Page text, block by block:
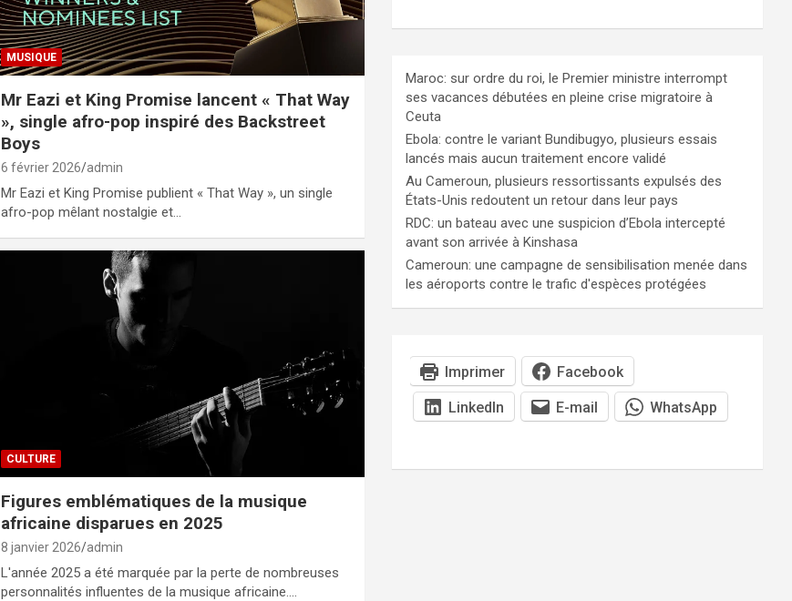
MUSIQUE
Mr Eazi et King Promise lancent « That Way
», single afro-pop inspiré des Backstreet
Boys
6 février 2026 admin
Mr Eazi et King Promise publient « That Way », un single
afro-pop mêlant nostalgie et…
CULTURE
Figures emblématiques de la musique
africaine disparues en 2025
8 janvier 2026 admin
L'année 2025 a été marquée par la perte de nombreuses
personnalités influentes de la musique africaine.…
Maroc: sur ordre du roi, le Premier ministre interrompt
ses vacances débutées en pleine crise migratoire à
Ceuta
Ebola: contre le variant Bundibugyo, plusieurs essais
lancés mais aucun traitement encore validé
Au Cameroun, plusieurs ressortissants expulsés des
États-Unis redoutent un retour dans leur pays
RDC: un bateau avec une suspicion d’Ebola intercepté
avant son arrivée à Kinshasa
Cameroun: une campagne de sensibilisation menée dans
les aéroports contre le trafic d'espèces protégées
Imprimer Facebook
LinkedIn E-mail WhatsApp